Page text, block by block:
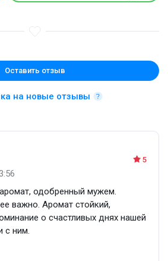
Оставить отзыв
на новые отзывы
5
одобренный мужем.
важно. Аромат стойкий,
о счастливых днях нашей
с ним.